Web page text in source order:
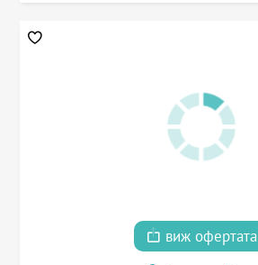
виж офертата